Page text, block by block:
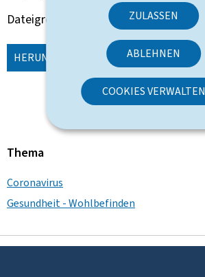
ZULASSEN
ABLEHNEN
COOKIES VERWALTEN
Dateigröße
3,03 MB
HERUNTERLADEN (FR, PDF - 3,03 MB)
Thema
Coronavirus
Gesundheit - Wohlbefinden